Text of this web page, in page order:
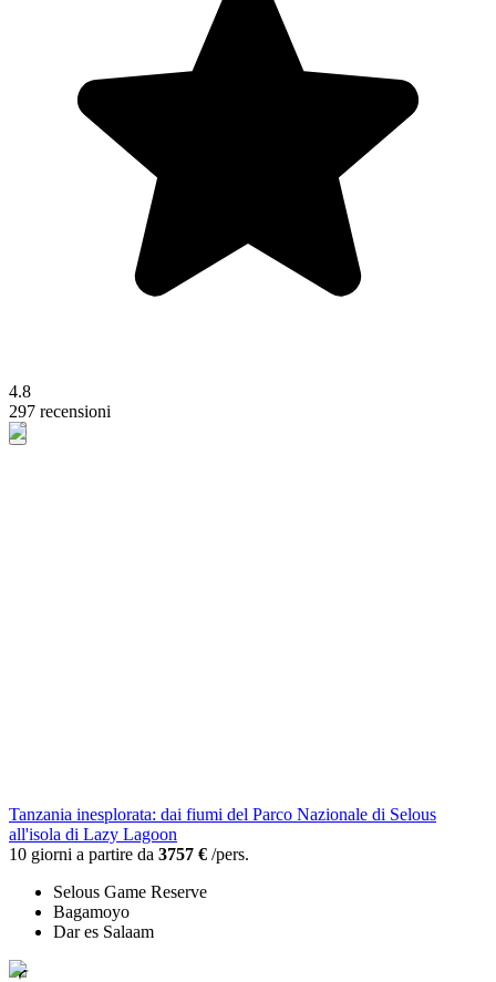
4.8
297 recensioni
Tanzania inesplorata: dai fiumi del Parco Nazionale di Selous
all'isola di Lazy Lagoon
10 giorni a partire da 3757 € /pers.
Selous Game Reserve
Bagamoyo
Dar es Salaam